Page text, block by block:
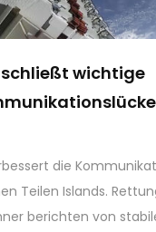
wichtige
die
Teilen Islands.
berichten von